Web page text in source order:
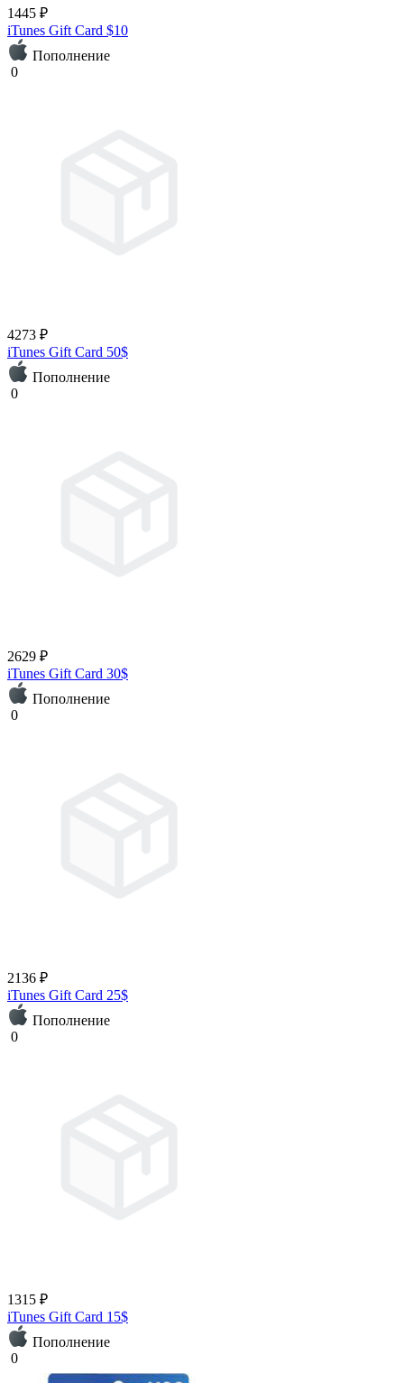
1445 ₽
iTunes Gift Card $10
Пополнение
0
4273 ₽
iTunes Gift Card 50$
Пополнение
0
2629 ₽
iTunes Gift Card 30$
Пополнение
0
2136 ₽
iTunes Gift Card 25$
Пополнение
0
1315 ₽
iTunes Gift Card 15$
Пополнение
0